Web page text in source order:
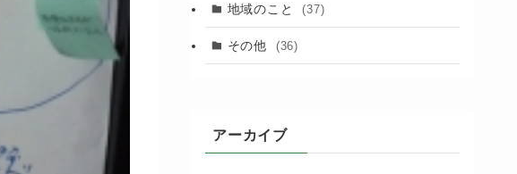
地域のこと (37)
その他 (36)
アーカイブ